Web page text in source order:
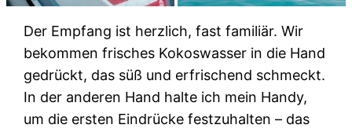
Der Empfang ist herzlich, fast familiär. Wir
bekommen frisches Kokoswasser in die Hand
gedrückt, das süß und erfrischend schmeckt.
In der anderen Hand halte ich mein Handy,
um die ersten Eindrücke festzuhalten – das